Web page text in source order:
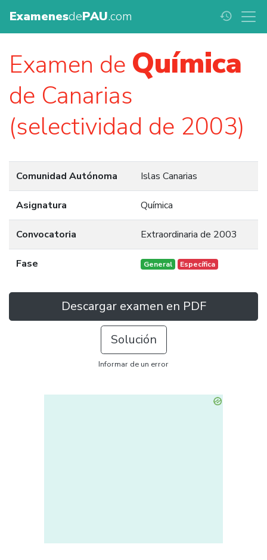
ExamenesdePAU.com history
Examen de Química
de Canarias
(selectividad de 2003)
Comunidad Autónoma Islas Canarias
Asignatura Química
Convocatoria Extraordinaria de 2003
Fase General Específica
Descargar examen en PDF
Solución
Informar de un error